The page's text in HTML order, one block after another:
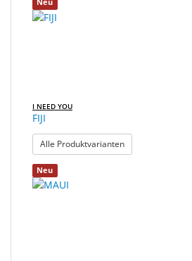
Neu
I NEED YOU
FIJI
Alle Produktvarianten: FIJI
Neu